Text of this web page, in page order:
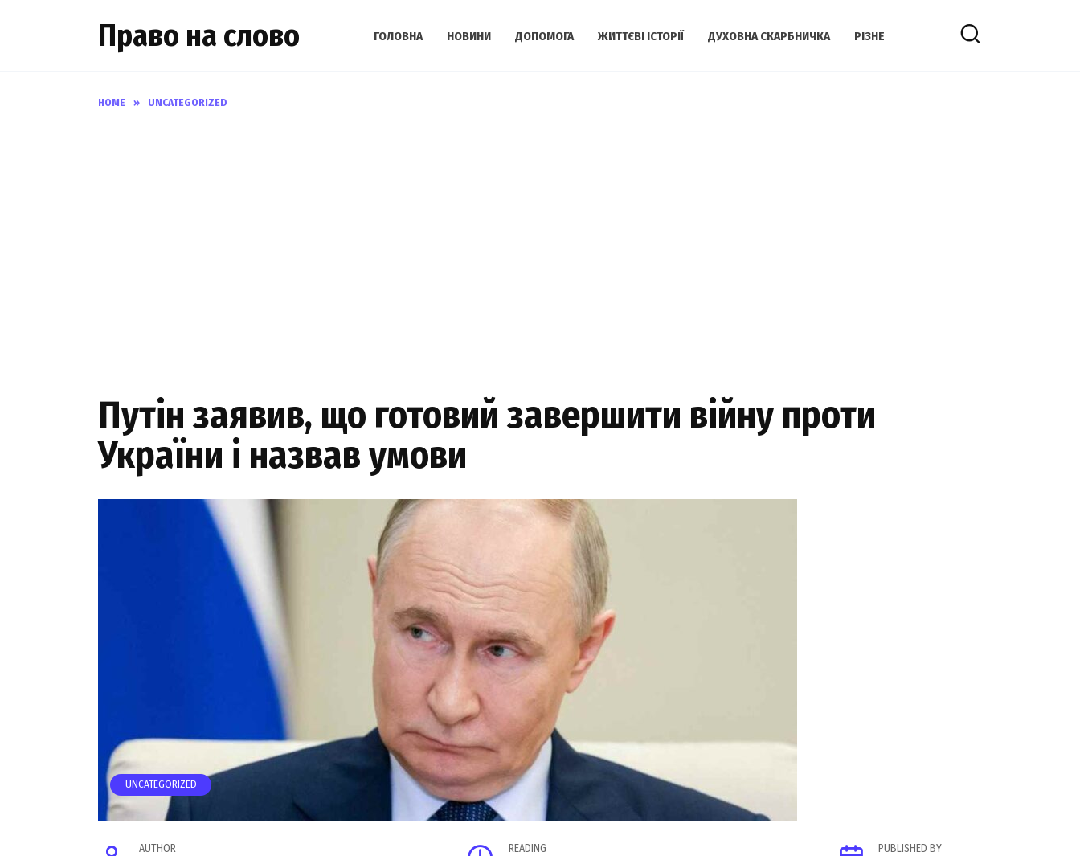
Право на слово ГОЛОВНА НОВИНИ ДОПОМОГА ЖИТТЄВІ ІСТОРІЇ ДУХОВНА СКАРБНИЧКА РІЗНЕ
HOME » UNCATEGORIZED
Путін заявив, що готовий завершити війну проти
України і назвав умови
UNCATEGORIZED
AUTHOR READING PUBLISHED BY